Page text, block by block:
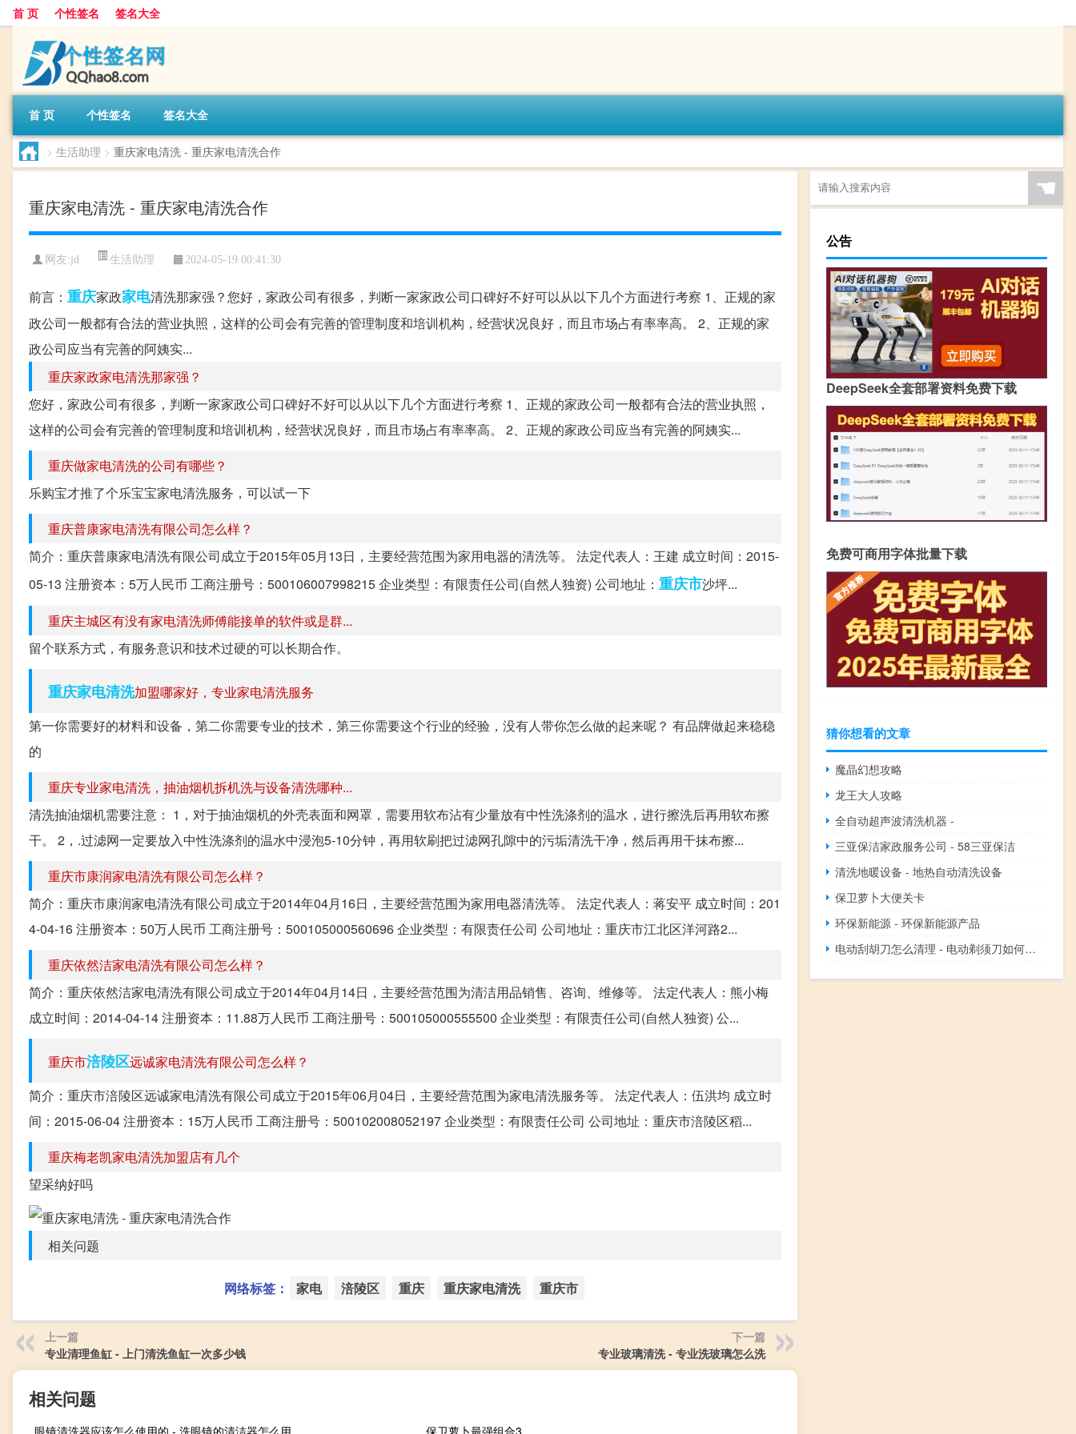
首 页 个性签名 签名大全
首 页 个性签名 签名大全
> 生活助理 > 重庆家电清洗 - 重庆家电清洗合作
重庆家电清洗 - 重庆家电清洗合作
网友:jd 生活助理 2024-05-19 00:41:30
前言： 重庆家政家电清洗那家强？您好，家政公司有很多，判断一家家政公司口碑好不好可以从以下几个方面进行考察 1、正规的家
政公司一般都有合法的营业执照，这样的公司会有完善的管理制度和培训机构，经营状况良好，而且市场占有率率高。 2、正规的家
政公司应当有完善的阿姨实...
重庆家政家电清洗那家强？
您好，家政公司有很多，判断一家家政公司口碑好不好可以从以下几个方面进行考察 1、正规的家政公司一般都有合法的营业执照，
这样的公司会有完善的管理制度和培训机构，经营状况良好，而且市场占有率率高。 2、正规的家政公司应当有完善的阿姨实...
重庆做家电清洗的公司有哪些？
乐购宝才推了个乐宝宝家电清洗服务，可以试一下
重庆普康家电清洗有限公司怎么样？
简介：重庆普康家电清洗有限公司成立于2015年05月13日，主要经营范围为家用电器的清洗等。 法定代表人：王建 成立时间：2015-
05-13 注册资本：5万人民币 工商注册号：500106007998215 企业类型：有限责任公司(自然人独资) 公司地址： 重庆市沙坪...
重庆主城区有没有家电清洗师傅能接单的软件或是群...
留个联系方式，有服务意识和技术过硬的可以长期合作。
重庆家电清洗加盟哪家好，专业家电清洗服务
第一你需要好的材料和设备，第二你需要专业的技术，第三你需要这个行业的经验，没有人带你怎么做的起来呢？ 有品牌做起来稳稳
的
重庆专业家电清洗，抽油烟机拆机洗与设备清洗哪种...
清洗抽油烟机需要注意： 1，对于抽油烟机的外壳表面和网罩，需要用软布沾有少量放有中性洗涤剂的温水，进行擦洗后再用软布擦
干。 2，.过滤网一定要放入中性洗涤剂的温水中浸泡5-10分钟，再用软刷把过滤网孔隙中的污垢清洗干净，然后再用干抹布擦...
重庆市康润家电清洗有限公司怎么样？
简介：重庆市康润家电清洗有限公司成立于2014年04月16日，主要经营范围为家用电器清洗等。 法定代表人：蒋安平 成立时间：201
4-04-16 注册资本：50万人民币 工商注册号：500105000560696 企业类型：有限责任公司 公司地址：重庆市江北区洋河路2...
重庆依然洁家电清洗有限公司怎么样？
简介：重庆依然洁家电清洗有限公司成立于2014年04月14日，主要经营范围为清洁用品销售、咨询、维修等。 法定代表人：熊小梅
成立时间：2014-04-14 注册资本：11.88万人民币 工商注册号：500105000555500 企业类型：有限责任公司(自然人独资) 公...
重庆市涪陵区远诚家电清洗有限公司怎么样？
简介：重庆市涪陵区远诚家电清洗有限公司成立于2015年06月04日，主要经营范围为家电清洗服务等。 法定代表人：伍洪均 成立时
间：2015-06-04 注册资本：15万人民币 工商注册号：500102008052197 企业类型：有限责任公司 公司地址：重庆市涪陵区稻...
重庆梅老凯家电清洗加盟店有几个
望采纳好吗
相关问题
网络标签： 家电 涪陵区 重庆 重庆家电清洗 重庆市
上一篇
专业清理鱼缸 - 上门清洗鱼缸一次多少钱
下一篇
专业玻璃清洗 - 专业洗玻璃怎么洗
相关问题
☚
公告
DeepSeek全套部署资料免费下载
免费可商用字体批量下载
猜你想看的文章
魔晶幻想攻略
龙王大人攻略
全自动超声波清洗机器 -
三亚保洁家政服务公司 - 58三亚保洁
清洗地暖设备 - 地热自动清洗设备
保卫萝卜大便关卡
环保新能源 - 环保新能源产品
电动刮胡刀怎么清理 - 电动剃须刀如何水洗